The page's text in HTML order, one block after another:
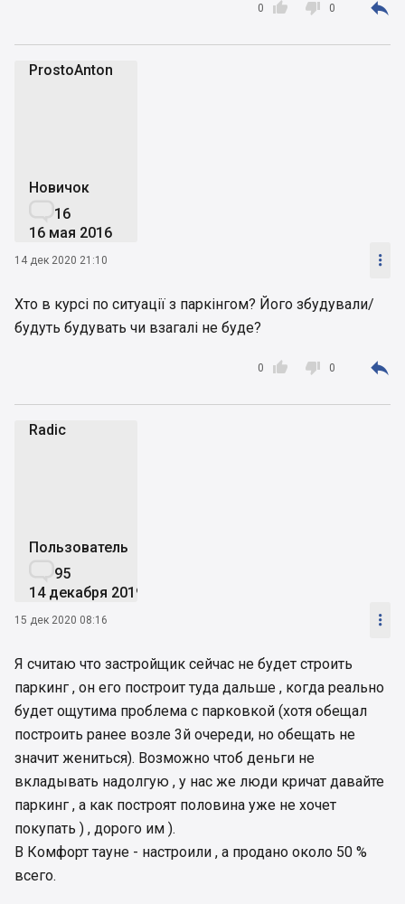

0  0 
ProstoAnton
Новичок
16
16 мая 2016
14 дек 2020 21:10 
Хто в курсі по ситуації з паркінгом? Його збудували/
будуть будувать чи взагалі не буде?

0  0 
Radic
Пользователь
95
14 декабря 2019
15 дек 2020 08:16 
Я считаю что застройщик сейчас не будет строить
паркинг , он его построит туда дальше , когда реально
будет ощутима проблема с парковкой (хотя обещал
построить ранее возле 3й очереди, но обещать не
значит жениться). Возможно чтоб деньги не
вкладывать надолгую , у нас же люди кричат давайте
паркинг , а как построят половина уже не хочет
покупать ) , дорого им ).
В Комфорт тауне - настроили , а продано около 50 %
всего.